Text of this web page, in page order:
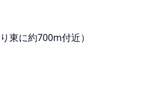
東に約700m付近）